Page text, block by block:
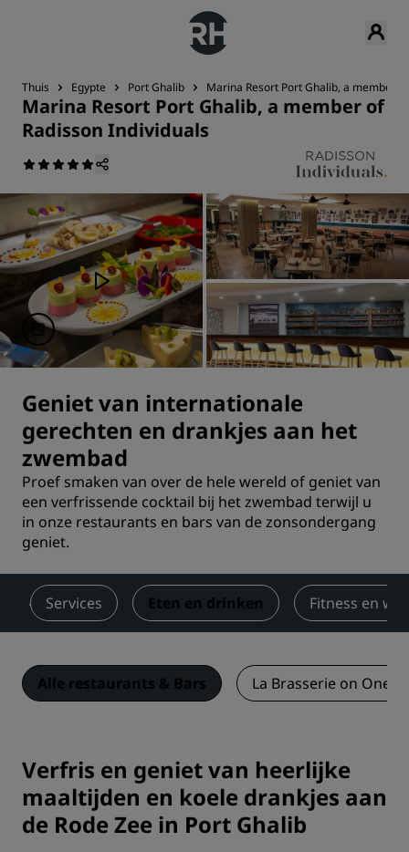
Thuis Egypte Port Ghalib Marina Resort Port Ghalib, a member
Marina Resort Port Ghalib, a member of
Radisson Individuals
Geniet van internationale
gerechten en drankjes aan het
zwembad
Proef smaken van over de hele wereld of geniet van
een verfrissende cocktail bij het zwembad terwijl u
in onze restaurants en bars van de zonsondergang
geniet.
Services Eten en drinken Fitness en
Alle restaurants & Bars La Brasserie on One
Verfris en geniet van heerlijke
maaltijden en koele drankjes aan
de Rode Zee in Port Ghalib